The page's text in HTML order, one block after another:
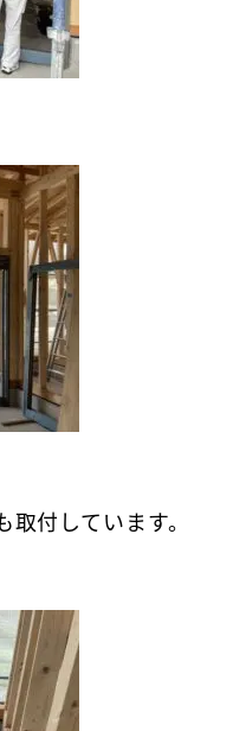
付しています。